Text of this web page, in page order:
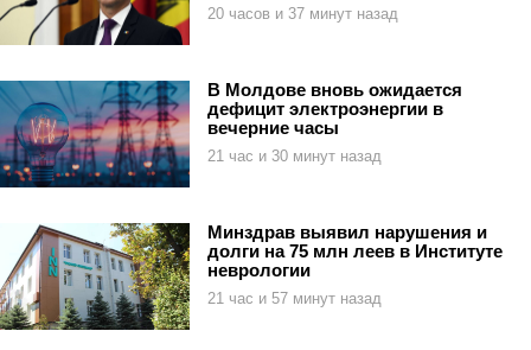
20 часов и 37 минут назад
В Молдове вновь ожидается
дефицит электроэнергии в
вечерние часы
21 час и 30 минут назад
Минздрав выявил нарушения и
долги на 75 млн леев в Институте
неврологии
21 час и 57 минут назад